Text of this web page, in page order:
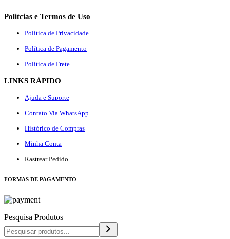
Politcias e Termos de Uso
Política de Privacidade
Política de Pagamento
Política de Frete
LINKS RÁPIDO
Ajuda e Suporte
Contato Via WhatsApp
Histórico de Compras
Minha Conta
Rastrear Pedido
FORMAS DE PAGAMENTO
Pesquisa Produtos